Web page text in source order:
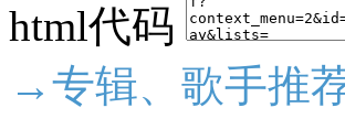
html代码
→专辑、歌手推